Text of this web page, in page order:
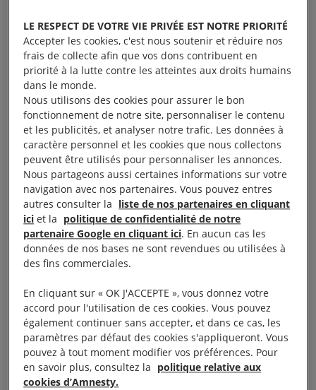
Le Groupe 334, en partenariat avec la Nef de
Wissembourg 67, invite à la représentation de danse
contemporaine DEPLACEMENT, de Mithkal Alzghari,
chorégraphe et danseur, d’origine syrienne. Par la
Cie HEK-MA
AvecDéplacement, il crée un solo et un trio qui
questionne son héritage dans le contexte de l’exil.
Jeudi le 21 janvier 2021 à 19h
à la Nef, rue des Ecoles – 67160 WISSEMBOURG
LE RESPECT DE VOTRE VIE PRIVÉE EST NOTRE PRIORITÉ
Accepter les cookies, c'est nous soutenir et réduire nos
frais de collecte afin que vos dons contribuent en
priorité à la lutte contre les atteintes aux droits humains
dans le monde.
Nous utilisons des cookies pour assurer le bon
fonctionnement de notre site, personnaliser le contenu
et les publicités, et analyser notre trafic. Les données à
caractère personnel et les cookies que nous collectons
peuvent être utilisés pour personnaliser les annonces.
Nous partageons aussi certaines informations sur votre
navigation avec nos partenaires. Vous pouvez entres
autres consulter la liste de nos partenaires en cliquant
ici et la politique de confidentialité de notre
partenaire Google en cliquant ici. En aucun cas les
données de nos bases ne sont revendues ou utilisées à
des fins commerciales.
En cliquant sur « OK J'ACCEPTE », vous donnez votre
accord pour l'utilisation de ces cookies. Vous pouvez
également continuer sans accepter, et dans ce cas, les
paramètres par défaut des cookies s'appliqueront. Vous
pouvez à tout moment modifier vos préférences. Pour
en savoir plus, consultez la politique relative aux
cookies d’Amnesty.